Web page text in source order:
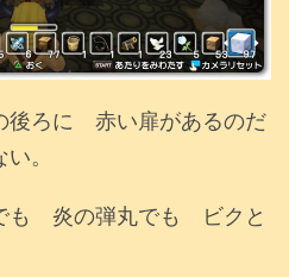
後ろに 赤い扉があるのだ
。
も 炎の弾丸でも ビクと